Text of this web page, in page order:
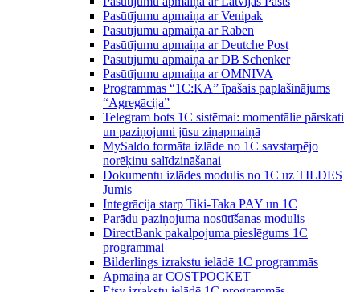
Pasūtījumu apmaiņa ar Venipak
Pasūtījumu apmaiņa ar Raben
Pasūtījumu apmaiņa ar Deutche Post
Pasūtījumu apmaiņa ar DB Schenker
Pasūtījumu apmaiņa ar OMNIVA
Programmas “1C:KA” īpašais paplašinājums
“Agregācija”
Telegram bots 1C sistēmai: momentālie pārskati
un paziņojumi jūsu ziņapmaiņā
MySaldo formāta izlāde no 1C savstarpējo
norēķinu salīdzināšanai
Dokumentu izlādes modulis no 1C uz TILDES
Jumis
Integrācija starp Tiki-Taka PAY un 1C
Parādu paziņojuma nosūtīšanas modulis
DirectBank pakalpojuma pieslēgums 1C
programmai
Bilderlings izrakstu ielādē 1C programmās
Apmaiņa ar COSTPOCKET